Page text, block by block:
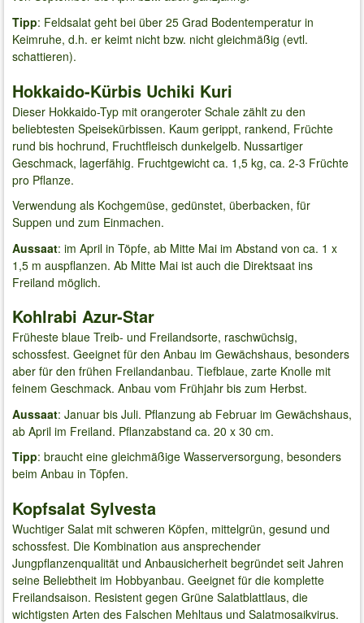
Tipp: Feldsalat geht bei über 25 Grad Bodentemperatur in
Keimruhe, d.h. er keimt nicht bzw. nicht gleichmäßig (evtl.
schattieren).
Hokkaido-Kürbis Uchiki Kuri
Dieser Hokkaido-Typ mit orangeroter Schale zählt zu den
beliebtesten Speisekürbissen. Kaum gerippt, rankend, Früchte
rund bis hochrund, Fruchtfleisch dunkelgelb. Nussartiger
Geschmack, lagerfähig. Fruchtgewicht ca. 1,5 kg, ca. 2-3 Früchte
pro Pflanze.
Verwendung als Kochgemüse, gedünstet, überbacken, für
Suppen und zum Einmachen.
Aussaat: im April in Töpfe, ab Mitte Mai im Abstand von ca. 1 x
1,5 m auspflanzen. Ab Mitte Mai ist auch die Direktsaat ins
Freiland möglich.
Kohlrabi Azur-Star
Früheste blaue Treib- und Freilandsorte, raschwüchsig,
schossfest. Geeignet für den Anbau im Gewächshaus, besonders
aber für den frühen Freilandanbau. Tiefblaue, zarte Knolle mit
feinem Geschmack. Anbau vom Frühjahr bis zum Herbst.
Aussaat: Januar bis Juli. Pflanzung ab Februar im Gewächshaus,
ab April im Freiland. Pflanzabstand ca. 20 x 30 cm.
Tipp: braucht eine gleichmäßige Wasserversorgung, besonders
beim Anbau in Töpfen.
Kopfsalat Sylvesta
Wuchtiger Salat mit schweren Köpfen, mittelgrün, gesund und
schossfest. Die Kombination aus ansprechender
Jungpflanzenqualität und Anbausicherheit begründet seit Jahren
seine Beliebtheit im Hobbyanbau. Geeignet für die komplette
Freilandsaison. Resistent gegen Grüne Salatblattlaus, die
wichtigsten Arten des Falschen Mehltaus und Salatmosaikvirus.